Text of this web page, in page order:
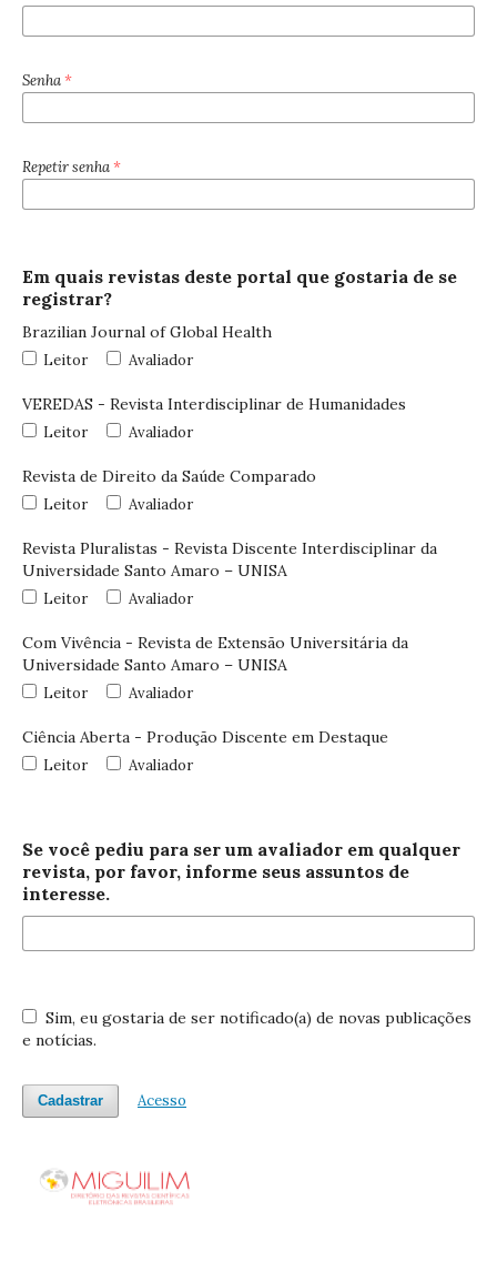
Senha*
Repetir senha*
Em quais revistas deste portal que gostaria de se
registrar?
Brazilian Journal of Global Health
Leitor Avaliador
VEREDAS - Revista Interdisciplinar de Humanidades
Leitor Avaliador
Revista de Direito da Saúde Comparado
Leitor Avaliador
Revista Pluralistas - Revista Discente Interdisciplinar da
Universidade Santo Amaro – UNISA
Leitor Avaliador
Com Vivência - Revista de Extensão Universitária da
Universidade Santo Amaro – UNISA
Leitor Avaliador
Ciência Aberta - Produção Discente em Destaque
Leitor Avaliador
Se você pediu para ser um avaliador em qualquer
revista, por favor, informe seus assuntos de
interesse.
Sim, eu gostaria de ser notificado(a) de novas publicações
e notícias.
Cadastrar Acesso